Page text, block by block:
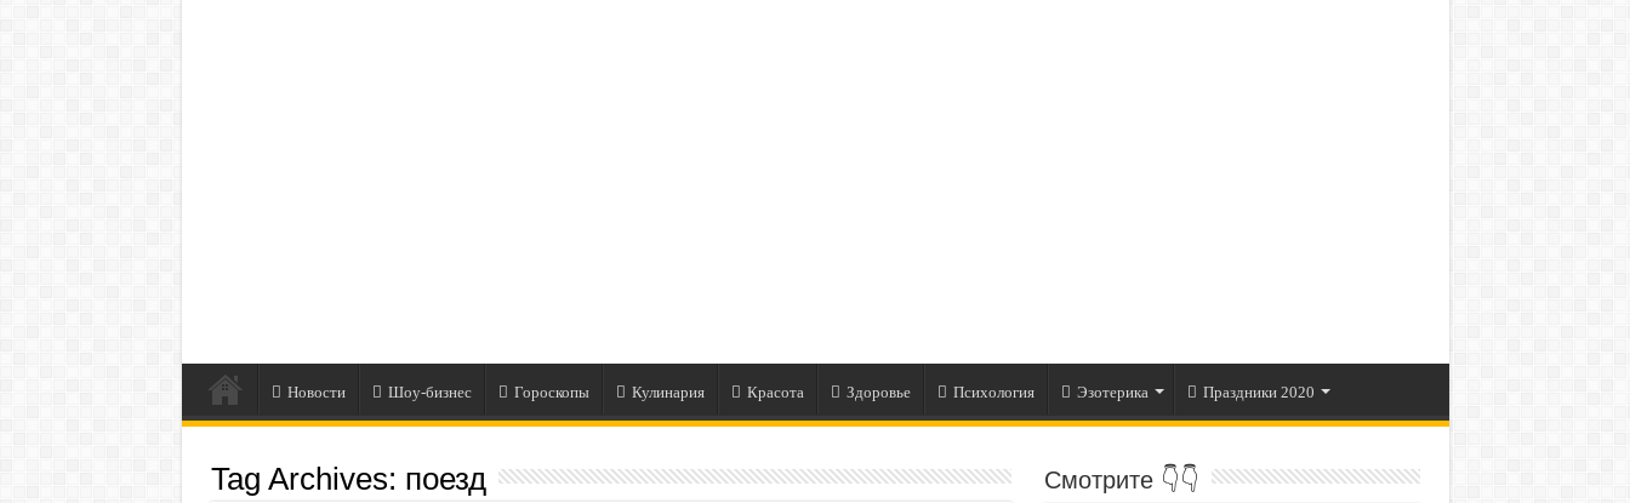
Новости Шоу-бизнес Гороскопы Кулинария Красота Здоровье Психология Эзотерика Праздники 2020
Tag Archives: поезд Смотрите 👇👇